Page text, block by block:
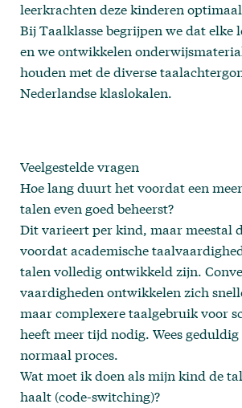
leerkrachten deze kinderen
BijTaalklassebegrijpen we dat elke
en we ontwikkelen
houden met de diverse
Nederlandse klaslokalen.
Veelgestelde vragen
Hoe lang duurt het voordat een
talen even goed beheerst?
Dit varieert per kind, maar meestal
voordat academische
talen volledig ontwikkeld zijn.
vaardigheden ontwikkelen zich
maar complexere taalgebruik voor
heeft meer tijd nodig. Wees geduldig
normaal proces.
Wat moet ik doen als mijn kind de
haalt (code-switching)?